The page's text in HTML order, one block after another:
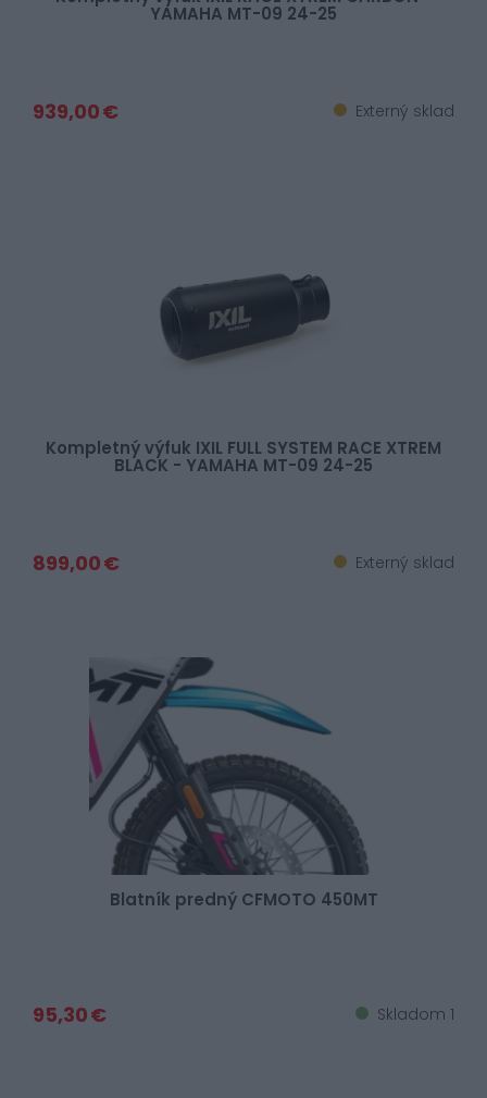
YAMAHA MT-09 24-25
939,00 € Externý sklad
Kompletný výfuk IXIL FULL SYSTEM RACE XTREM
BLACK - YAMAHA MT-09 24-25
899,00 € Externý sklad
Blatník predný CFMOTO 450MT
95,30 € Skladom 1